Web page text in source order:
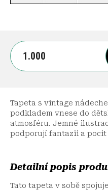
Tapeta s vintage
podkladem vnese do
atmosféru. Jemné
podporují fantazii a pocit
Detailní popis
Tato tapeta v sobě